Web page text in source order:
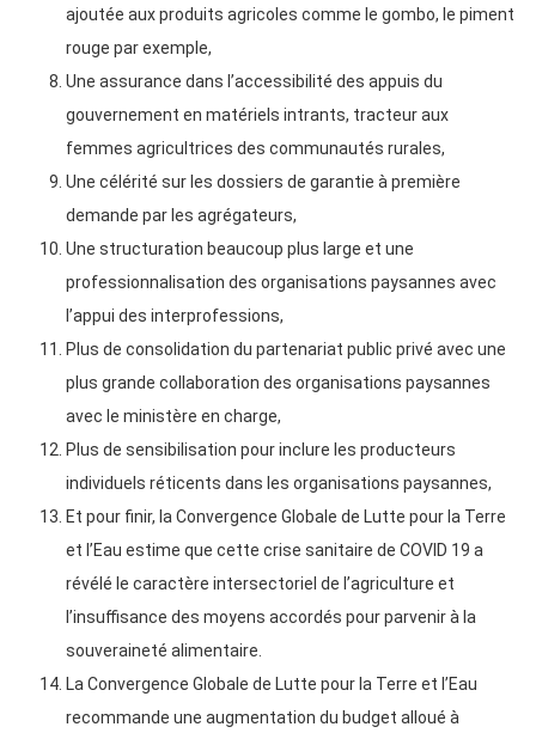
ajoutée aux produits agricoles comme le gombo, le piment
rouge par exemple,
Une assurance dans l’accessibilité des appuis du
gouvernement en matériels intrants, tracteur aux
femmes agricultrices des communautés rurales,
Une célérité sur les dossiers de garantie à première
demande par les agrégateurs,
Une structuration beaucoup plus large et une
professionnalisation des organisations paysannes avec
l’appui des interprofessions,
Plus de consolidation du partenariat public privé avec une
plus grande collaboration des organisations paysannes
avec le ministère en charge,
Plus de sensibilisation pour inclure les producteurs
individuels réticents dans les organisations paysannes,
Et pour finir, la Convergence Globale de Lutte pour la Terre
et l’Eau estime que cette crise sanitaire de COVID 19 a
révélé le caractère intersectoriel de l’agriculture et
l’insuffisance des moyens accordés pour parvenir à la
souveraineté alimentaire.
La Convergence Globale de Lutte pour la Terre et l’Eau
recommande une augmentation du budget alloué à